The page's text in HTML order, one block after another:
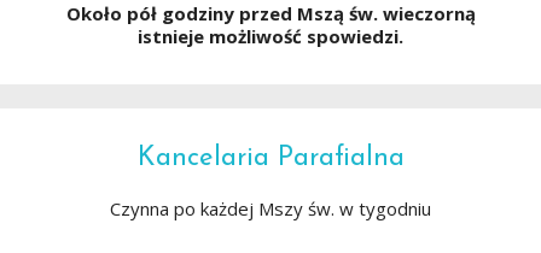
Około pół godziny przed Mszą św. wieczorną
istnieje możliwość spowiedzi.
Kancelaria Parafialna
Czynna po każdej Mszy św. w tygodniu